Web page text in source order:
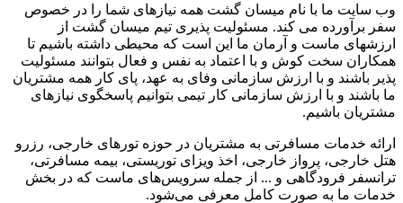
وب سایت ما با نام میسان گشت همه نیازهای شما را در خصوص
سفر برآورده می کند. مسئولیت پذیری تیم میسان گشت از
ارزشهای ماست و آرمان ما این است که محیطی داشته باشیم تا
همکاران سخت کوش و با اعتماد به نفس و فعال بتوانند مسئولیت
پذیر باشند و با ارزش سازمانی وفای به عهد، پای کار همه مشتریان
ما باشند و با ارزش سازمانی کار تیمی بتوانیم پاسخگوی نیازهای
مشتریان باشیم.
ارائه خدمات مسافرتی به مشتریان در حوزه تورهای خارجی، رزرو
هتل خارجی، پرواز خارجی، اخذ ویزای توریستی، بیمه مسافرتی،
ترانسفر فرودگاهی و ... از جمله سرویس‌های ماست که در بخش
خدمات ما به صورت کامل معرفی می‌شود.